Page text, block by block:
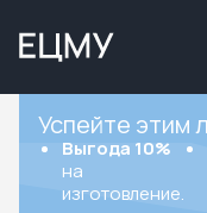
Успейте этим
Выгода 10%
на
изготовление.